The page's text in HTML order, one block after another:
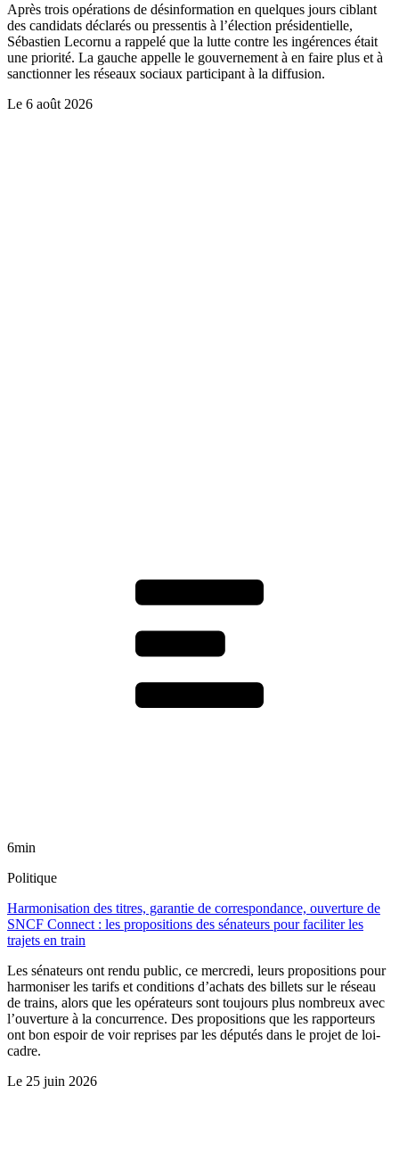
Après trois opérations de désinformation en quelques jours ciblant
des candidats déclarés ou pressentis à l’élection présidentielle,
Sébastien Lecornu a rappelé que la lutte contre les ingérences était
une priorité. La gauche appelle le gouvernement à en faire plus et à
sanctionner les réseaux sociaux participant à la diffusion.
Le 6 août 2026
6min
Politique
Harmonisation des titres, garantie de correspondance, ouverture de
SNCF Connect : les propositions des sénateurs pour faciliter les
trajets en train
Les sénateurs ont rendu public, ce mercredi, leurs propositions pour
harmoniser les tarifs et conditions d’achats des billets sur le réseau
de trains, alors que les opérateurs sont toujours plus nombreux avec
l’ouverture à la concurrence. Des propositions que les rapporteurs
ont bon espoir de voir reprises par les députés dans le projet de loi-
cadre.
Le 25 juin 2026